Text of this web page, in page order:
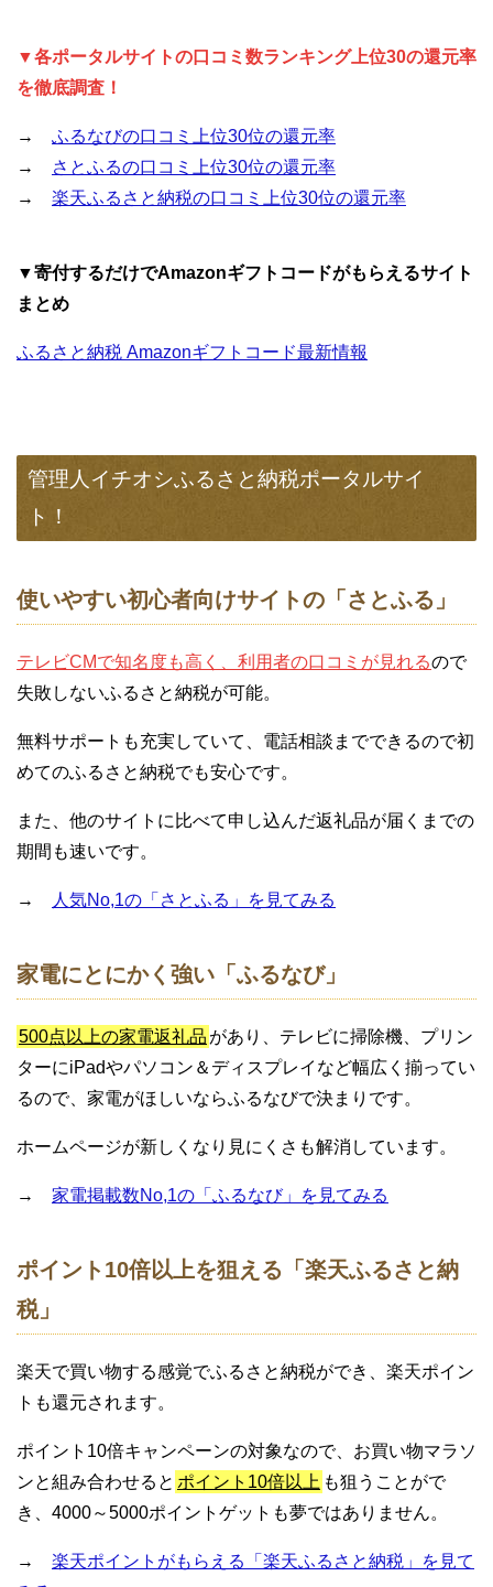
▼各ポータルサイトの口コミ数ランキング上位30の還元率
を徹底調査！
→ ふるなびの口コミ上位30位の還元率
→
さとふるの口コミ上位30位の還元率
→ 楽天ふるさと納税の口コミ上位30位の還元率
▼寄付するだけでAmazonギフトコードがもらえるサイト
まとめ
ふるさと納税 Amazonギフトコード最新情報
管理人イチオシふるさと納税ポータルサイ
ト！
使いやすい初心者向けサイトの「さとふる」
テレビCMで知名度も高く、利用者の口コミが見れるので
失敗しないふるさと納税が可能。
無料サポートも充実していて、電話相談までできるので初
めてのふるさと納税でも安心です。
また、他のサイトに比べて申し込んだ返礼品が届くまでの
期間も速いです。
→ 人気No,1の「さとふる」を見てみる
家電にとにかく強い「ふるなび」
500点以上の家電返礼品 があり、テレビに掃除機、プリン
ターにiPadやパソコン＆ディスプレイなど幅広く揃ってい
るので、家電がほしいならふるなびで決まりです。
ホームページが新しくなり見にくさも解消しています。
→ 家電掲載数No,1の「ふるなび」を見てみる
ポイント10倍以上を狙える「楽天ふるさと納
税」
楽天で買い物する感覚でふるさと納税ができ、楽天ポイン
トも還元されます。
ポイント10倍キャンペーンの対象なので、お買い物マラソ
ンと組み合わせると ポイント10倍以上 も狙うことがで
き、4000～5000ポイントゲットも夢ではありません。
→ 楽天ポイントがもらえる「楽天ふるさと納税」を見て